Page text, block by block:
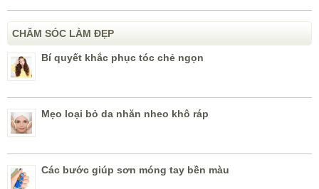
CHĂM SÓC LÀM ĐẸP
Bí quyết khắc phục tóc chẻ ngọn
Mẹo loại bỏ da nhăn nheo khô ráp
Các bước giúp sơn móng tay bền màu